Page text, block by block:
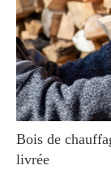
Bois de
livrée